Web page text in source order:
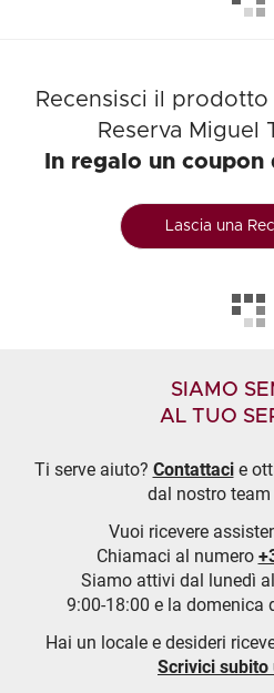
Recensisci il prodotto
Reserva Miguel
In regalo un
Lascia una
SIAMO
AL TUO
Ti serve aiuto? Contattacie
dal nostro team
Vuoi ricevere
Chiamaci al numero
Siamo attivi dal lunedì
9:00-18:00 e la domenica
Hai un locale e desideri
Scrivici subito